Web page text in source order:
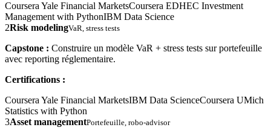
Coursera Yale Financial MarketsCoursera EDHEC Investment
Management with PythonIBM Data Science
2Risk modelingVaR, stress tests
Capstone : Construire un modèle VaR + stress tests sur portefeuille
avec reporting réglementaire.
Certifications :
Coursera Yale Financial MarketsIBM Data ScienceCoursera UMich
Statistics with Python
3Asset managementPortefeuille, robo-advisor